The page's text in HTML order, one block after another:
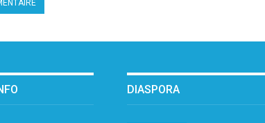
DIASPORA